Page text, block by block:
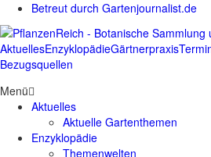
Betreut durch Gartenjournalist.de
AktuellesEnzyklopädieGärtnerpraxis
Bezugsquellen
Menü
Aktuelles
Aktuelle Gartenthemen
Enzyklopädie
Themenwelten